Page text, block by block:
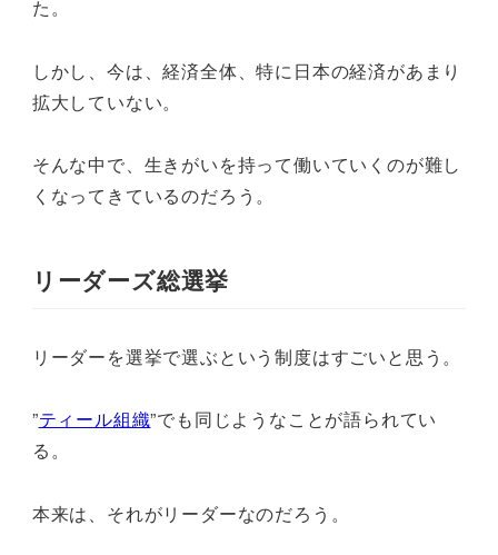
た。
しかし、今は、経済全体、特に日本の経済があまり
拡大していない。
そんな中で、生きがいを持って働いていくのが難し
くなってきているのだろう。
リーダーズ総選挙
リーダーを選挙で選ぶという制度はすごいと思う。
”ティール組織”でも同じようなことが語られてい
る。
本来は、それがリーダーなのだろう。